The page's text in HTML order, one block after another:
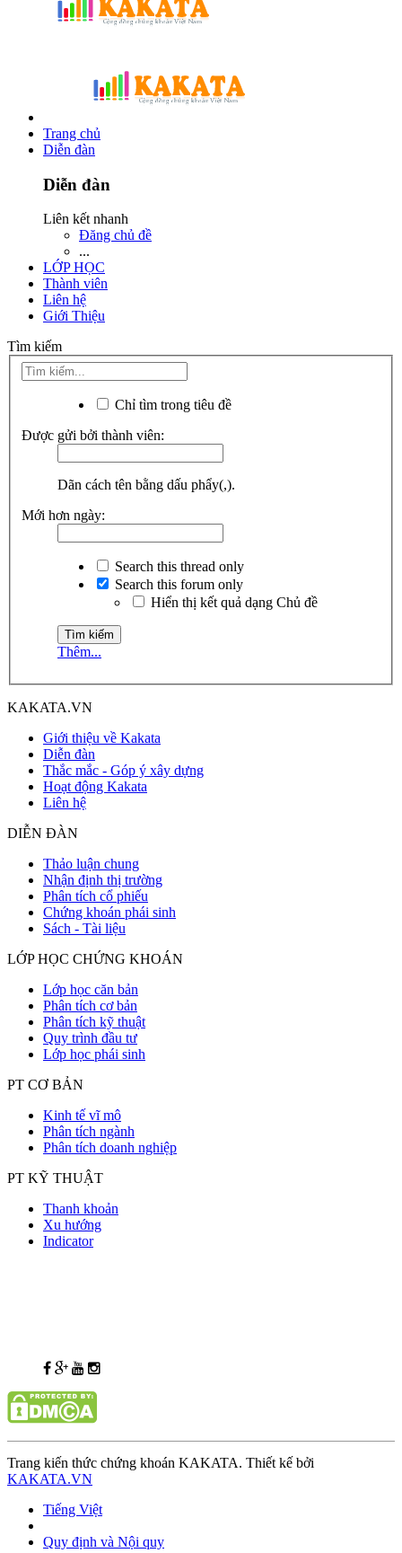
Trang chủ
Diễn đàn
Diễn đàn
Liên kết nhanh
Đăng chủ đề
...
LỚP HỌC
Thành viên
Liên hệ
Giới Thiệu
Tìm kiếm
Chỉ tìm trong tiêu đề
Được gửi bởi thành viên:
Dãn cách tên bằng dấu phẩy(,).
Mới hơn ngày:
Search this thread only
Search this forum only
Hiển thị kết quả dạng Chủ đề
Thêm...
KAKATA.VN
Giới thiệu về Kakata
Diễn đàn
Thắc mắc - Góp ý xây dựng
Hoạt động Kakata
Liên hệ
DIỄN ĐÀN
Thảo luận chung
Nhận định thị trường
Phân tích cổ phiếu
Chứng khoán phái sinh
Sách - Tài liệu
LỚP HỌC CHỨNG KHOÁN
Lớp học căn bản
Phân tích cơ bản
Phân tích kỹ thuật
Quy trình đầu tư
Lớp học phái sinh
PT CƠ BẢN
Kinh tế vĩ mô
Phân tích ngành
Phân tích doanh nghiệp
PT KỸ THUẬT
Thanh khoản
Xu hướng
Indicator
Trang kiến thức chứng khoán KAKATA. Thiết kế bởi
KAKATA.VN
Tiếng Việt
Quy định và Nội quy